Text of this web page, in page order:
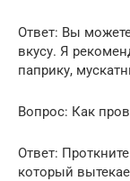
Ответ: Вы
вкусу. Я
паприку,
Вопрос: Как
Ответ:
который